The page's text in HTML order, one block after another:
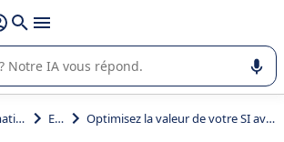
avec
guide dans l'utilisation ou la sélection de
Services informatiques ETL Optimisez la valeur de votre SI avec l’ETL